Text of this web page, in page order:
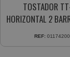
TOSTADOR
HORIZONTAL 2
REF: